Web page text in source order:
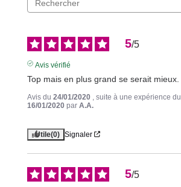
5/5
Avis vérifié
Top mais en plus grand se serait mieux.
Avis du 24/01/2020 , suite à une expérience du
16/01/2020 par A.A.
Utile(0) Signaler
5/5